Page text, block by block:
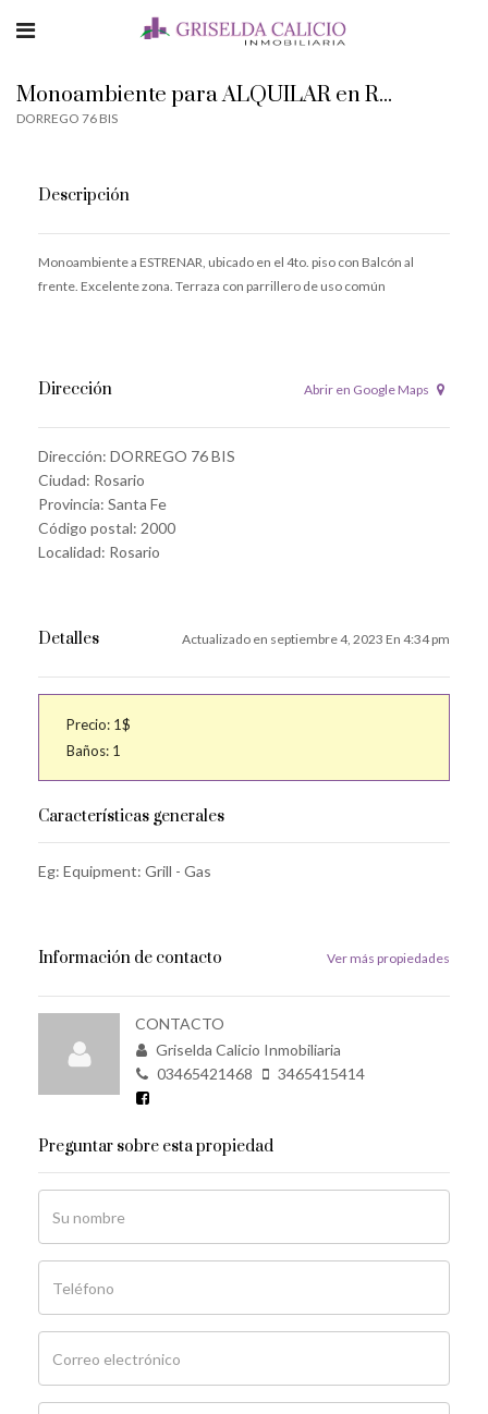
Monoambiente para ALQUILAR en ROSARIO – DORREGO 76 B
DORREGO 76 BIS
Descripción
Monoambiente a ESTRENAR, ubicado en el 4to. piso con Balcón al
frente. Excelente zona. Terraza con parrillero de uso común
Dirección Abrir en Google Maps
Dirección: DORREGO 76 BIS
Ciudad: Rosario
Provincia: Santa Fe
Código postal: 2000
Localidad: Rosario
Detalles Actualizado en septiembre 4, 2023 En 4:34 pm
Precio: 1$
Baños: 1
Características generales
Eg: Equipment: Grill - Gas
Información de contacto Ver más propiedades
CONTACTO
Griselda Calicio Inmobiliaria
03465421468
3465415414
Preguntar sobre esta propiedad